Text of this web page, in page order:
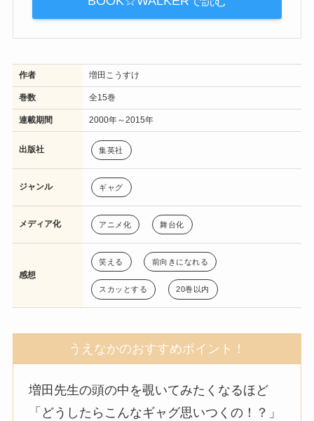
作者 増田こうすけ
巻数 全15巻
連載期間 2000年～2015年
出版社 集英社
ジャンル ギャグ
メディア化 アニメ化 舞台化
感想
笑える 前向きになれる
スカッとする 20巻以内
うえなかのおすすめポイント！
増田先生の頭の中を覗いてみたくなるほど
「どうしたらこんなギャグ思いつくの！？」